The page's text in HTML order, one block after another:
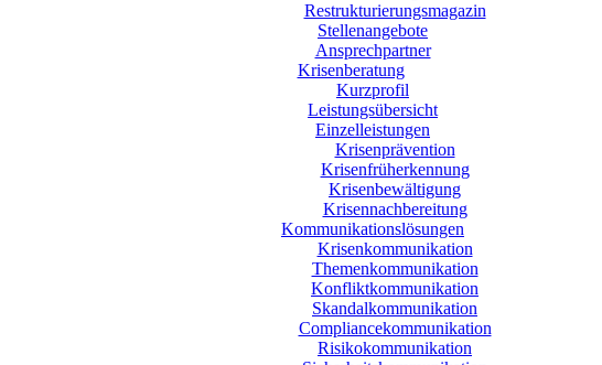
Restrukturierungsmagazin
Stellenangebote
Ansprechpartner
Krisenberatung
Kurzprofil
Leistungsübersicht
Einzelleistungen
Krisenprävention
Krisenfrüherkennung
Krisenbewältigung
Krisennachbereitung
Kommunikationslösungen
Krisenkommunikation
Themenkommunikation
Konfliktkommunikation
Skandalkommunikation
Compliancekommunikation
Risikokommunikation